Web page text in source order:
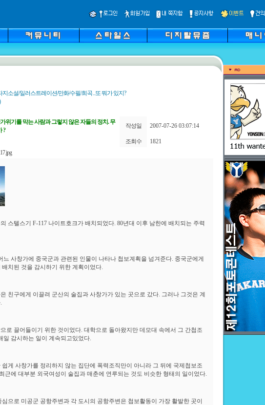
소설/일러스트레이션/만화/수필/희곡...또 뭐가 있지?
위기를 막는 사람과 그렇지 않은 자들의 정치. 무
?
작성일 2007-07-26 03:07:14
조회수
1821
스텔스기 F-117 나이트호크가 배치되었다. 80년대 이후 남한에 배치되는 주력
느 사창가에 중국군과 관련된 인물이 나타나 첩보계획을 넘겨준다. 중국군에게
치된 것을 감시하기 위한 계획이었다.
친구에게 이끌려 군산의 술집과 사창가가 있는 곳으로 갔다. 그러나 그것은 계
로 끌어들이기 위한 것이었다. 대학으로 돌아왔지만 데모대 속에서 그 간첩조
일 감시하는 일이 계속되고있었다.
게 사창가를 정리하지 않는 집단에 폭력조직만이 아니라 그 뒤에 국제첩보조
근에 대부분 외국여성이 술집과 매춘에 연루되는 것도 비슷한 형태의 일이었다.
으로 미공군 공항주변과 각 도시의 공항주변은 첩보활동이 가장 활발한 곳이